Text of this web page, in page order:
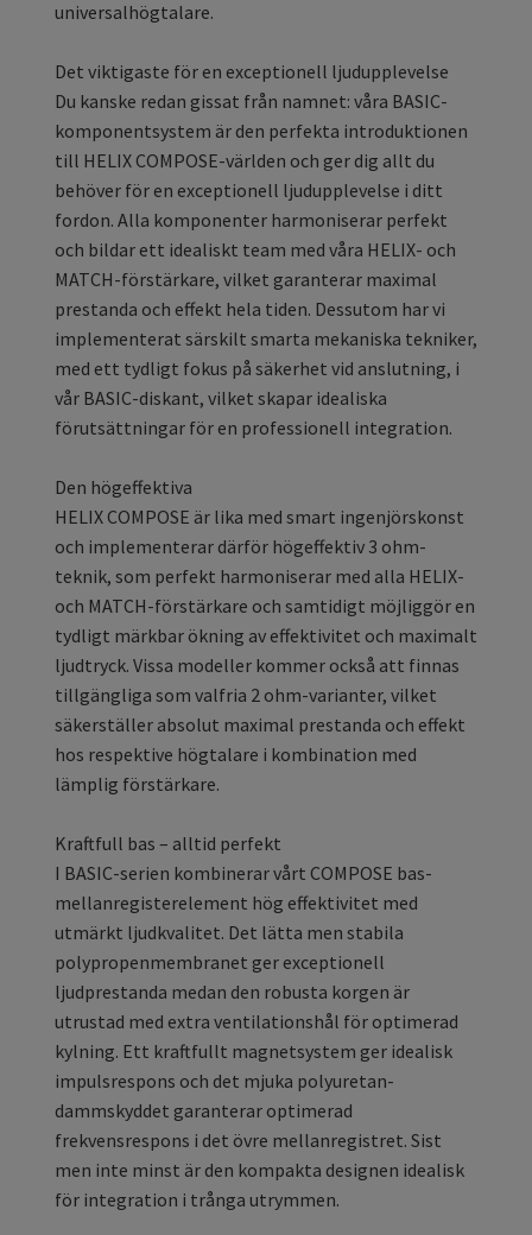
universalhögtalare.
Det viktigaste för en exceptionell ljudupplevelse
Du kanske redan gissat från namnet: våra BASIC-
komponentsystem är den perfekta introduktionen
till HELIX COMPOSE-världen och ger dig allt du
behöver för en exceptionell ljudupplevelse i ditt
fordon. Alla komponenter harmoniserar perfekt
och bildar ett idealiskt team med våra HELIX- och
MATCH-förstärkare, vilket garanterar maximal
prestanda och effekt hela tiden. Dessutom har vi
implementerat särskilt smarta mekaniska tekniker,
med ett tydligt fokus på säkerhet vid anslutning, i
vår BASIC-diskant, vilket skapar idealiska
förutsättningar för en professionell integration.
Den högeffektiva
HELIX COMPOSE är lika med smart ingenjörskonst
och implementerar därför högeffektiv 3 ohm-
teknik, som perfekt harmoniserar med alla HELIX-
och MATCH-förstärkare och samtidigt möjliggör en
tydligt märkbar ökning av effektivitet och maximalt
ljudtryck. Vissa modeller kommer också att finnas
tillgängliga som valfria 2 ohm-varianter, vilket
säkerställer absolut maximal prestanda och effekt
hos respektive högtalare i kombination med
lämplig förstärkare.
Kraftfull bas – alltid perfekt
I BASIC-serien kombinerar vårt COMPOSE bas-
mellanregisterelement hög effektivitet med
utmärkt ljudkvalitet. Det lätta men stabila
polypropenmembranet ger exceptionell
ljudprestanda medan den robusta korgen är
utrustad med extra ventilationshål för optimerad
kylning. Ett kraftfullt magnetsystem ger idealisk
impulsrespons och det mjuka polyuretan-
dammskyddet garanterar optimerad
frekvensrespons i det övre mellanregistret. Sist
men inte minst är den kompakta designen idealisk
för integration i trånga utrymmen.